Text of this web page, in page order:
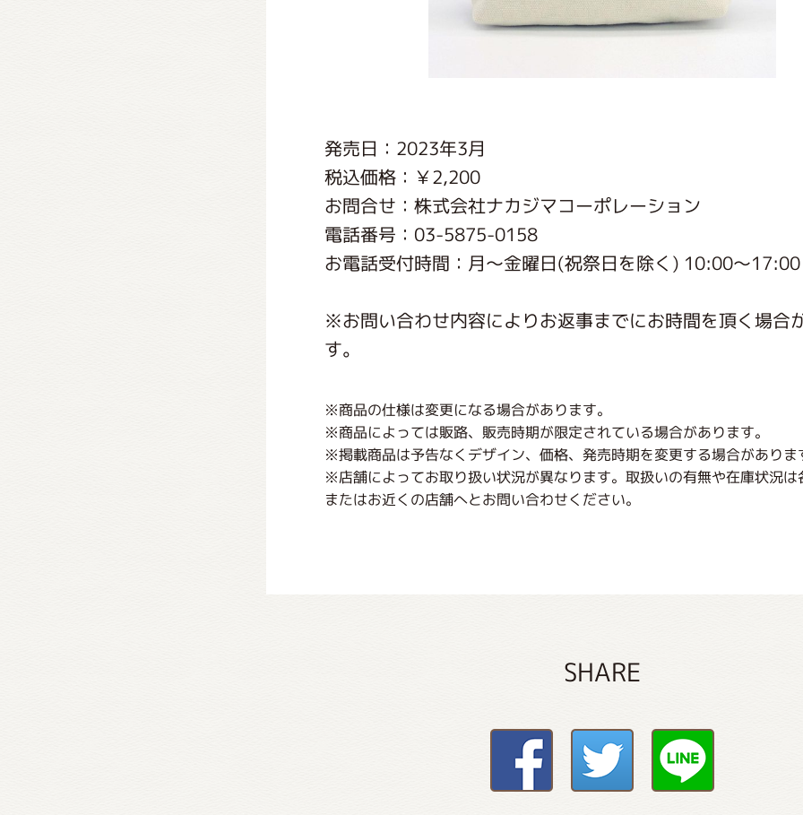
発売日：2023年3月
税込価格：￥2,200
お問合せ：株式会社ナカジマコーポレーション
電話番号：03-5875-0158
お電話受付時間：月〜金曜日(祝祭日を除く) 10:00～17:00
※お問い合わせ内容によりお返事までにお時間を頂く場合
す。
※商品の仕様は変更になる場合があります。
※商品によっては販路、販売時期が限定されている場合があります。
※掲載商品は予告なくデザイン、価格、発売時期を変更する場合がありま
※店舗によってお取り扱い状況が異なります。取扱いの有無や在庫状況は
またはお近くの店舗へとお問い合わせください。
SHARE
くまのがっこう しょくいんしつ
くまのがっこう 家庭科部